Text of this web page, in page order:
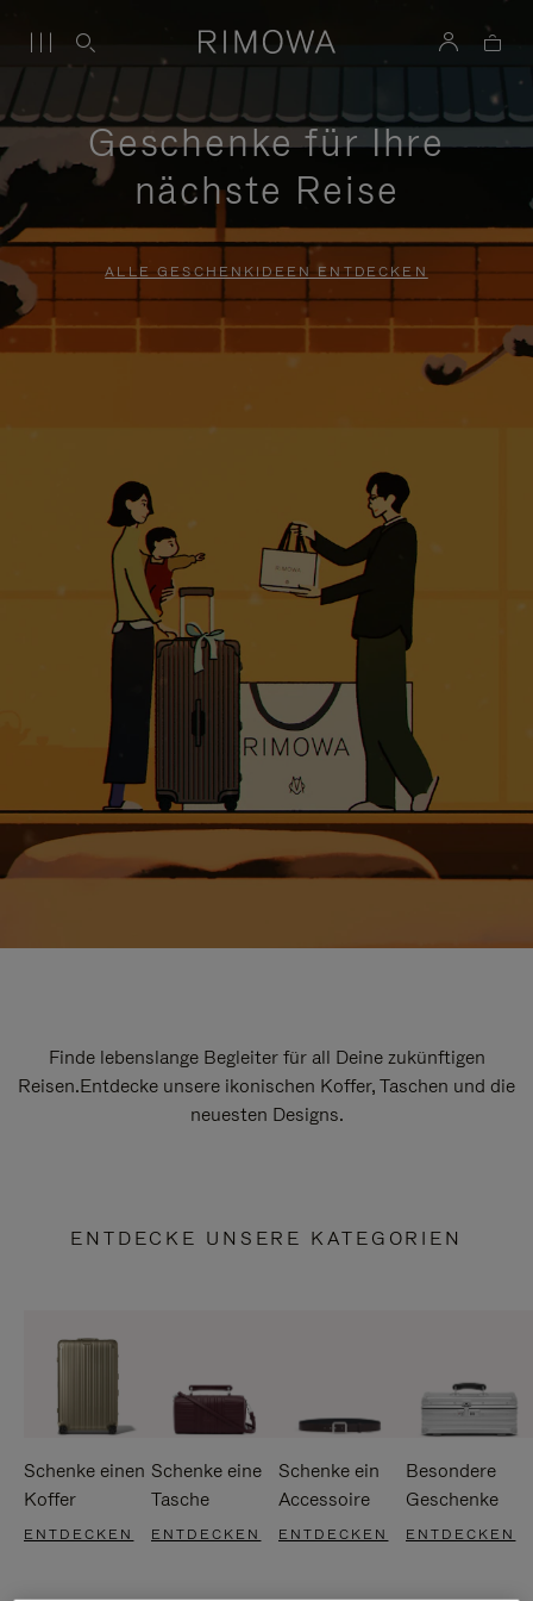
Geschenke für Ihre
nächste Reise
ALLE GESCHENKIDEEN ENTDECKEN
Finde lebenslange Begleiter für all Deine zukünftigen
Reisen.Entdecke unsere ikonischen Koffer, Taschen und die
neuesten Designs.
ENTDECKE UNSERE KATEGORIEN
Schenke einen
Koffer
ENTDECKEN
Schenke eine
Tasche
ENTDECKEN
Schenke ein
Accessoire
ENTDECKEN
Besondere
Geschenke
ENTDECKEN